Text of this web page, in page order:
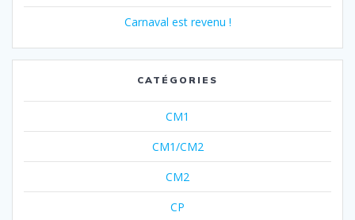
Carnaval est revenu !
CATÉGORIES
CM1
CM1/CM2
CM2
CP